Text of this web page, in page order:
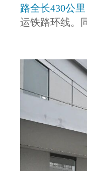
路全长430公
运铁路环线。